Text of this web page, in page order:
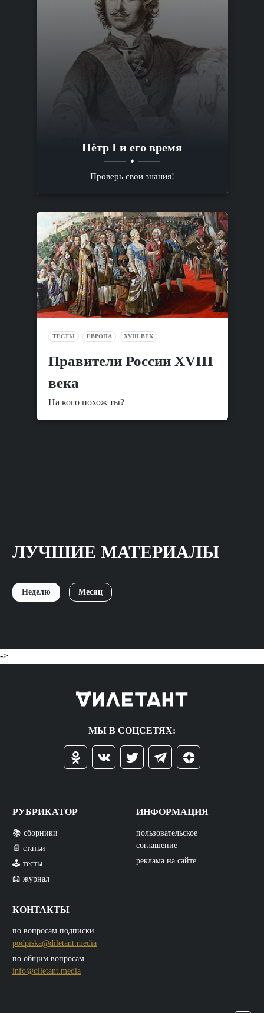
Пётр I и его время
Проверь свои знания!
ТЕСТЫ ЕВРОПА XVIII ВЕК
Правители России XVIII
века
На кого похож ты?
ЛУЧШИЕ МАТЕРИАЛЫ
Неделю Месяц
->
МЫ В СОЦСЕТЯХ:
РУБРИКАТОР
📚 сборники
📄 статьи
🕹️ тесты
📖 журнал
КОНТАКТЫ
по вопросам подписки
podpiska@diletant.media
по общим вопросам
info@diletant.media
ИНФОРМАЦИЯ
пользовательское
соглашение
реклама на сайте